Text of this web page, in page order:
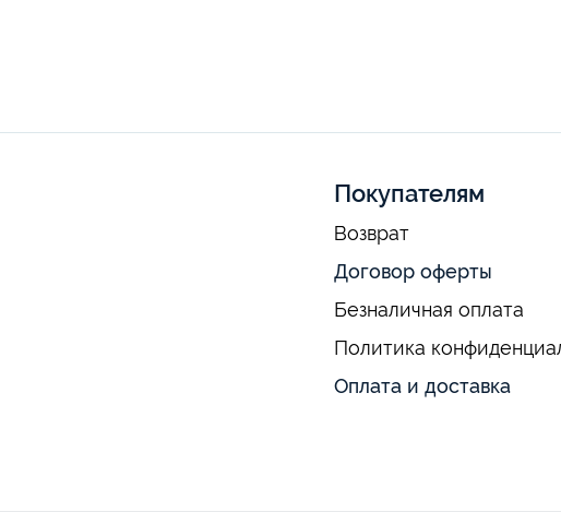
Покупателям
Возврат
Договор оферты
Безналичная оплата
Политика
Оплата и доставка